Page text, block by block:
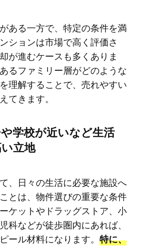
ある一方で、特定の条件を満
ションは市場で高く評価さ
が進むケースも多くありま
るファミリー層がどのような
理解することで、売れやすい
てきます。
学校が近いなど生活
立地
、日々の生活に必要な施設へ
とは、物件選びの重要な条件
ケットやドラッグストア、小
科などが徒歩圏内にあれば、
ール材料になります。 特に、